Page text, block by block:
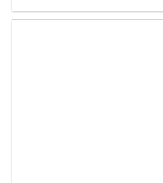
chùa Long Hoa ở Nghệ